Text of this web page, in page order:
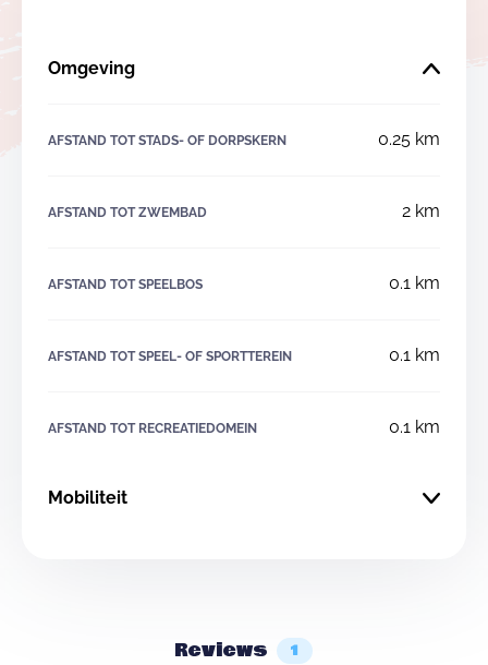
Omgeving
AFSTAND TOT STADS- OF DORPSKERN 0.25 km
AFSTAND TOT ZWEMBAD 2 km
AFSTAND TOT SPEELBOS 0.1 km
AFSTAND TOT SPEEL- OF SPORTTEREIN 0.1 km
AFSTAND TOT RECREATIEDOMEIN 0.1 km
Mobiliteit
Reviews 1